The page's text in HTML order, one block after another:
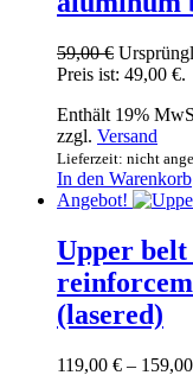
59,00€
Preis ist: 49,00 €.
Enthält 19%
zzgl. Versand
Lieferzeit: nicht
In den Warenkorb
Angebot!
Upper
(lasered)
119,00 € – 159,00